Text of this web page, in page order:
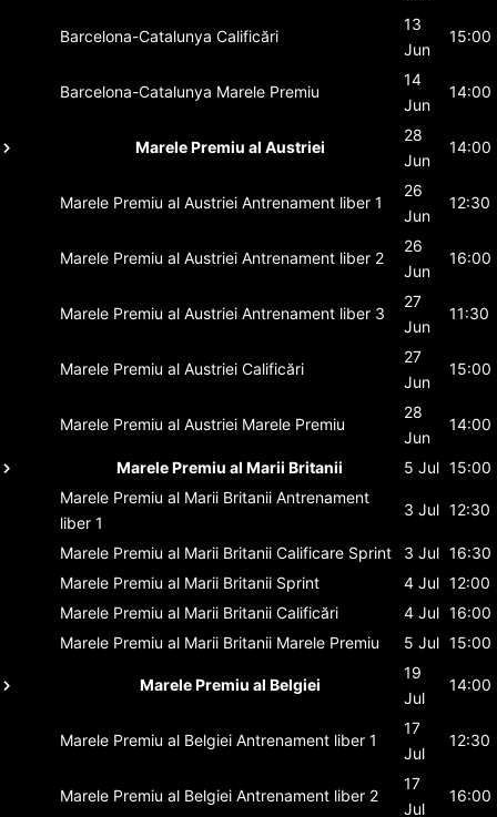
Barcelona-Catalunya Calificări
13
Jun
15:00
Barcelona-Catalunya Marele Premiu
14
Jun
14:00
Marele Premiu al Austriei
28
Jun
14:00
Marele Premiu al Austriei Antrenament liber 1
26
Jun
12:30
Marele Premiu al Austriei Antrenament liber 2
26
Jun
16:00
Marele Premiu al Austriei Antrenament liber 3
27
Jun
11:30
Marele Premiu al Austriei Calificări
27
Jun
15:00
Marele Premiu al Austriei Marele Premiu
28
Jun
14:00
Marele Premiu al Marii Britanii 5 Jul 15:00
Marele Premiu al Marii Britanii Antrenament
liber 1
3 Jul 12:30
Marele Premiu al Marii Britanii Calificare Sprint 3 Jul 16:30
Marele Premiu al Marii Britanii Sprint 4 Jul 12:00
Marele Premiu al Marii Britanii Calificări 4 Jul 16:00
Marele Premiu al Marii Britanii Marele Premiu 5 Jul 15:00
Marele Premiu al Belgiei
19
Jul
14:00
Marele Premiu al Belgiei Antrenament liber 1
17
Jul
12:30
Marele Premiu al Belgiei Antrenament liber 2
17
Jul
16:00